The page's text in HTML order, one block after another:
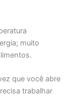
muito
que você abre
trabalhar